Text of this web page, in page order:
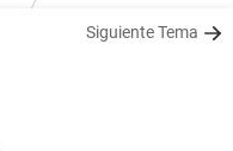
Siguiente Tema